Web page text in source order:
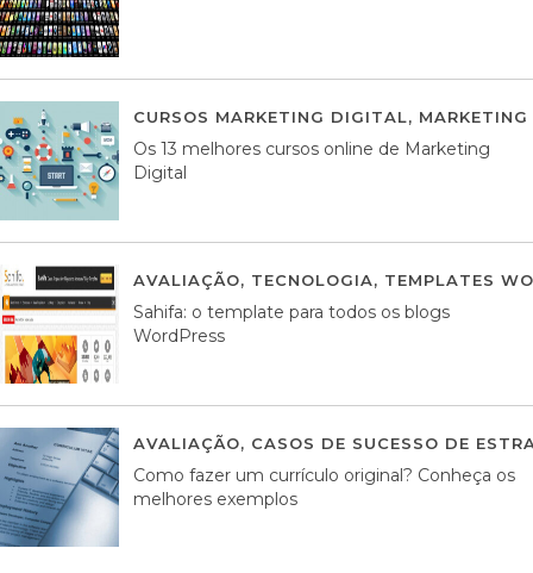
CURSOS MARKETING DIGITAL,
Os 13 melhores cursos online de Marketing
Digital
AVALIAÇÃO, TECNOLOGIA, TEMPLATES
Sahifa: o template para todos os blogs
WordPress
AVALIAÇÃO, CASOS DE SUCESSO DE
Como fazer um currículo original? Conheça os
melhores exemplos